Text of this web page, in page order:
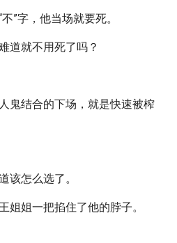
”字，他当场就要死。
道就不用死了吗？
鬼结合的下场，就是快速被榨
该怎么选了。
姐姐一把掐住了他的脖子。